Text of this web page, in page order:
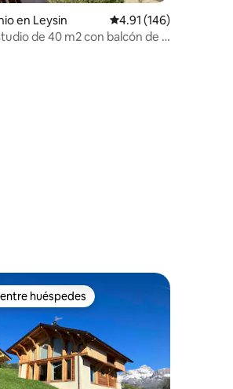
en Leysin Calificación promedio:
4.91 (146)
de 40 m2 con balcón de 6
huéspedes
huéspedes